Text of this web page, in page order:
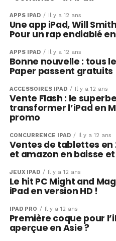
APPS IPAD Il y a 12 ans
Une app iPad, Will
Pour un rap endiablé
APPS IPAD Il y a 12 ans
Bonne nouvelle : tous
Paper passent gratuits
ACCESSOIRES IPAD Il y a 12 ans
Vente Flash : le
transformer l’iPad en
promo
CONCURRENCE IPAD Il y a 12 ans
Ventes de tablettes en
et amazon en baisse
JEUX IPAD Il y a 12 ans
Le hit PC Might and
iPad en version HD !
IPAD PRO Il y a 12 ans
Première coque pour
aperçue en Asie ?